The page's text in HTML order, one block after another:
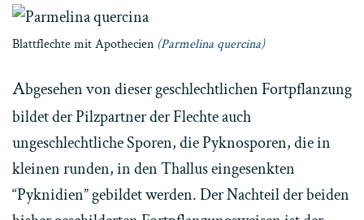
Blattflechte mit Apothecien (Parmelina quercina)
Abgesehen von dieser geschlechtlichen Fortpflanzung
bildet der Pilzpartner der Flechte auch
ungeschlechtliche Sporen, die Pyknosporen, die in
kleinen runden, in den Thallus eingesenkten
“Pyknidien” gebildet werden. Der Nachteil der beiden